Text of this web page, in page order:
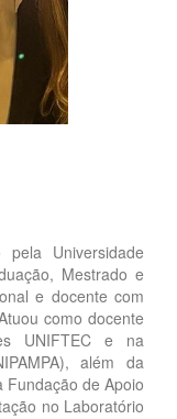
Universidade
Mestrado e
e docente com
como docente
UNIFTEC e na
além da
Fundação de Apoio
no Laboratório